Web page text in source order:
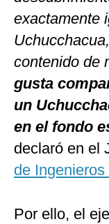
exactamente
contenido de
gusta
un
en el fondo
declaró en el
de
Por ello, el